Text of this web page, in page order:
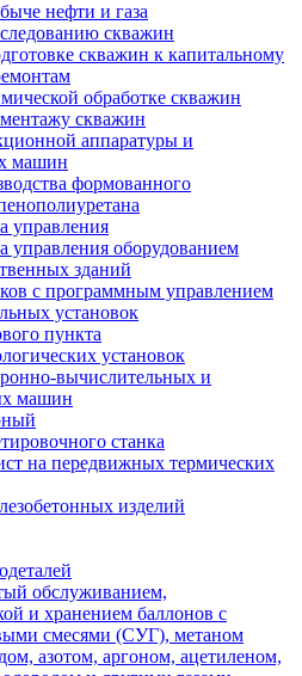
нефти и газа
скважин
скважин к капитальному
обработке скважин
скважин
аппаратуры и
машин
формованного
управления
управления оборудованием
зданий
с программным управлением
установок
пункта
установок
вычислительных и
машин
станка
на передвижных термических
изделий
обслуживанием,
и хранением баллонов с
смесями (СУГ), метаном
азотом, аргоном, ацетиленом,